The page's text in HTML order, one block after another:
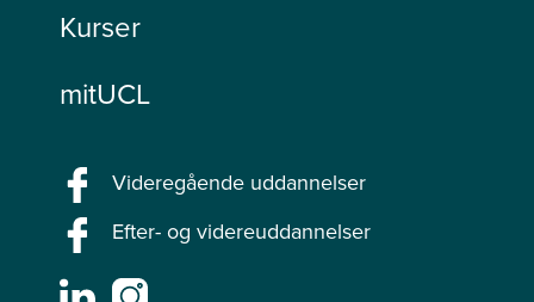
Kurser
mitUCL
Videregående uddannelser
Efter- og videreuddannelser